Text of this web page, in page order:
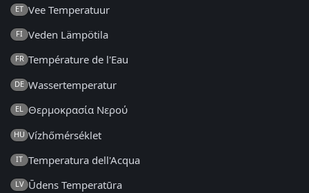
ET Vee Temperatuur
FI Veden Lämpötila
FR Température de l'Eau
DE Wassertemperatur
EL Θερμοκρασία Νερού
HU Vízhőmérséklet
IT Temperatura dell'Acqua
LV Ūdens Temperatūra